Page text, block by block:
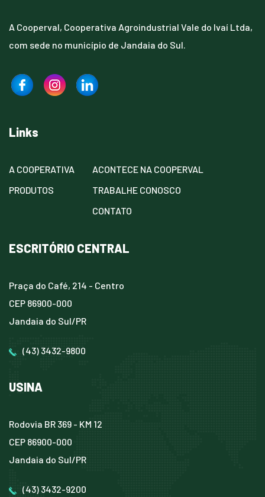
A Cooperval, Cooperativa Agroindustrial Vale do Ivaí Ltda,
com sede no município de Jandaia do Sul.
Links
A COOPERATIVA
PRODUTOS
ACONTECE NA COOPERVAL
TRABALHE CONOSCO
CONTATO
ESCRITÓRIO CENTRAL
Praça do Café, 214 - Centro
CEP 86900-000
Jandaia do Sul/PR
(43) 3432-9800
USINA
Rodovia BR 369 - KM 12
CEP 86900-000
Jandaia do Sul/PR
(43) 3432-9200